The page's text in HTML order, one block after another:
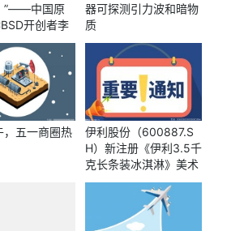
”——中国原
开创者李
答案
器可探测引力波和暗物
质
，五一商圈热
伊利股份（600887.S
H）新注册《伊利3.5千
克长条装冰淇淋》美术
作品的著作权